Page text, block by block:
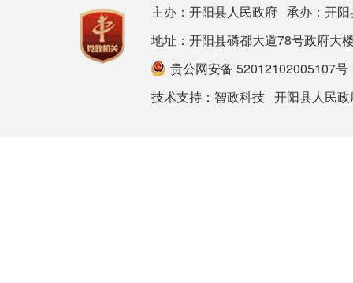
主办：开阳县人民政府 承办：开
地址：开阳县磷都大道78号政府
贵公网安备 52012102005107号
技术支持： 智政科技 开阳县人民